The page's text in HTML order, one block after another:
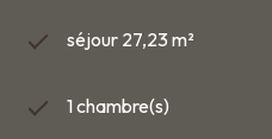
séjour 27,23 m²
1 chambre(s)